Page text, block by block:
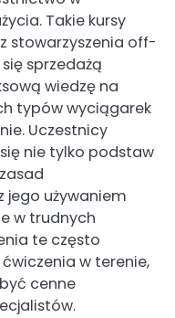
Takie kursy
stowarzyszenia off-
sprzedażą
wiedzę na
typów wyciągarek
Uczestnicy
nie tylko podstaw
jego używaniem
w trudnych
te często
w terenie,
cenne